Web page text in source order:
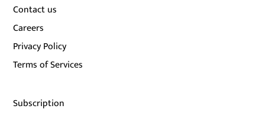
Contact us
Careers
Privacy Policy
Terms of Services
Subscription